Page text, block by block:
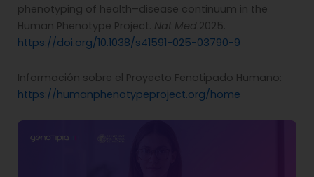
phenotyping of health–disease continuum in the
Human Phenotype Project. Nat Med.2025.
https://doi.org/10.1038/s41591-025-03790-9
Información sobre el Proyecto Fenotipado Humano:
https://humanphenotypeproject.org/home